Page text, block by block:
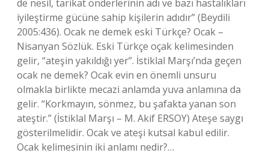
de nesil, tarikat önderlerinin adı ve bazı hastalıkları
iyileştirme gücüne sahip kişilerin adıdır” (Beydili
2005:436). Ocak ne demek eski Türkçe? Ocak –
Nisanyan Sözlük. Eski Türkçe oçak kelimesinden
gelir, “ateşin yakıldığı yer”. İstiklal Marşı’nda geçen
ocak ne demek? Ocak evin en önemli unsuru
olmakla birlikte mecazi anlamda yuva anlamına da
gelir. “Korkmayın, sönmez, bu şafakta yanan son
ateştir.” (İstiklal Marşı – M. Akif ERSOY) Ateşe saygı
gösterilmelidir. Ocak ve ateşi kutsal kabul edilir.
Ocak kelimesinin iki anlamı nedir?…